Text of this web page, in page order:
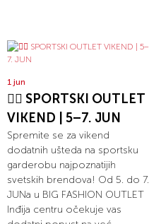
1 jun
🏃‍♀️ SPORTSKI OUTLET
VIKEND | 5–7. JUN
Spremite se za vikend
dodatnih ušteda na sportsku
garderobu najpoznatijih
svetskih brendova! Od 5. do 7.
JUNa u BIG FASHION OUTLET
Inđija centru očekuje vas